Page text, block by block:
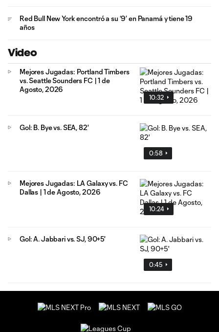
Red Bull New York encontró a su ‘9’ en Panamá y tiene 19
años
Video
10:32
Mejores Jugadas: Portland Timbers
vs. Seattle Sounders FC | 1 de
Agosto, 2026
0:58
Gol: B. Bye vs. SEA, 82'
10:24
Mejores Jugadas: LA Galaxy vs. FC
Dallas | 1 de Agosto, 2026
0:45
Gol: A. Jabbari vs. SJ, 90+5'